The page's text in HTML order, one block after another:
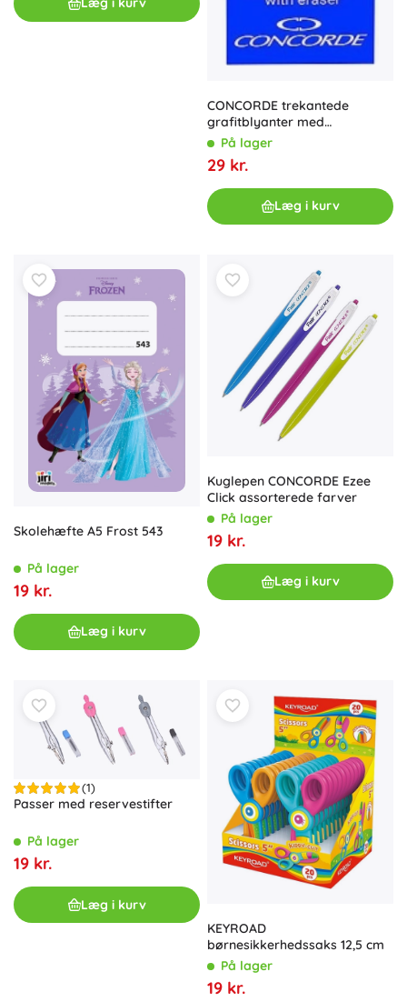
CONCORDE trekantede
grafitblyanter med
viskelæder, HB, 12 stk.
På lager
29 kr.
Læg i kurv
Skolehæfte A5 Frost 543
På lager
19 kr.
Læg i kurv
Kuglepen CONCORDE Ezee
Click assorterede farver
På lager
19 kr.
Læg i kurv
(1)
Passer med reservestifter
På lager
19 kr.
Læg i kurv
KEYROAD
børnesikkerhedssaks 12,5 cm
På lager
19 kr.